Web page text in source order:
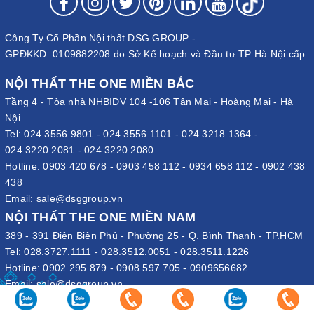
mang lại cho người sử dụng sự thuận lợi khi di chuyển xa. Nó rất
phù hợp với các sự kiện ngoài trời khi có rất nhiều người đến
tham dự, quán vỉa hè, quán cafe,...vì cần chuẩn bị rất nhiều bàn
ghế. Điều đó giúp tiết kiệm thời gian, chi phí, công sức rất là
Độ bền, tuổi thọ cao, mang đến
nhiều tính năng tiện ích
Công Ty Cổ Phần Nội thất DSG GROUP -
GPĐKKD: 0109882208 do Sở Kế hoạch và Đầu tư TP Hà Nội cấp.
NỘI THẤT THE ONE MIỀN BẮC
Tầng 4 - Tòa nhà NHBIDV 104 -106 Tân Mai - Hoàng Mai - Hà
Nội
Tel:024.3556.9801 -024.3556.1101 -024.3218.1364 -
024.3220.2081 - 024.3220.2080
Hotline:0903 420 678 - 0903 458 112 - 0934 658 112 - 0902 438
438
Email: sale@dsggroup.vn
NỘI THẤT THE ONE MIỀN NAM
389 - 391 Điện Biên Phủ - Phường 25 - Q. Bình Thạnh - TP.HCM
Tel:028.3727.1111 -028.3512.0051 -028.3511.1226
Hotline:0902 295 879 - 0908 597 705 - 0909656682
Email:sale@dsggroup.vn
VĂN PHÒNG TẬP ĐOÀN